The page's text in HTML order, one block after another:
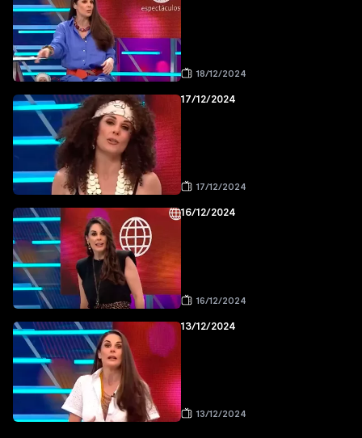
18/12/2024
17/12/2024
17/12/2024
16/12/2024
16/12/2024
13/12/2024
13/12/2024